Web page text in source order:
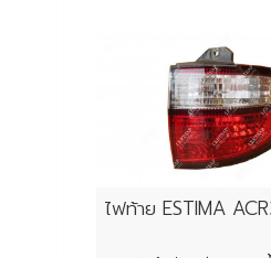
ไฟท้าย ESTIMA